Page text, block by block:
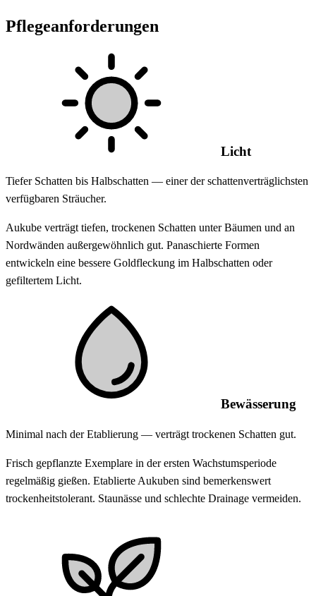
Pflegeanforderungen
Licht
Tiefer Schatten bis Halbschatten — einer der schattenverträglichsten
verfügbaren Sträucher.
Aukube verträgt tiefen, trockenen Schatten unter Bäumen und an
Nordwänden außergewöhnlich gut. Panaschierte Formen
entwickeln eine bessere Goldfleckung im Halbschatten oder
gefiltertem Licht.
Bewässerung
Minimal nach der Etablierung — verträgt trockenen Schatten gut.
Frisch gepflanzte Exemplare in der ersten Wachstumsperiode
regelmäßig gießen. Etablierte Aukuben sind bemerkenswert
trockenheitstolerant. Staunässe und schlechte Drainage vermeiden.